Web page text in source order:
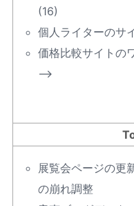
(16)
個人ライターのサ
価格比較サイトの
–>
展覧会ページの更
の崩れ調整